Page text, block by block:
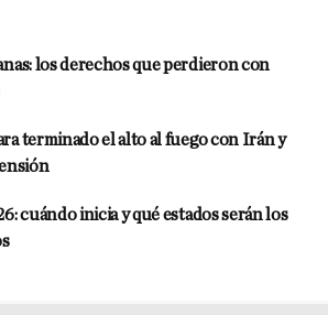
los derechos que perdieron con
terminado el alto al fuego con Irán y
cuándo inicia y qué estados serán los